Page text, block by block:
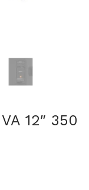
12″ 350